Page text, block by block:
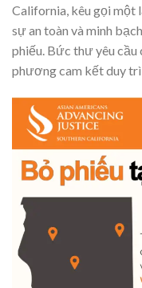
California, kêu gọi một
sự an toàn và minh
phiếu. Bức thư yêu
phương cam kết duy